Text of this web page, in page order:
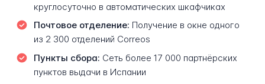
круглосуточно в автоматических шкафчиках
Почтовое отделение: Получение в окне одного
из 2 300 отделений Correos
Пункты сбора: Сеть более 17 000 партнёрских
пунктов выдачи в Испании